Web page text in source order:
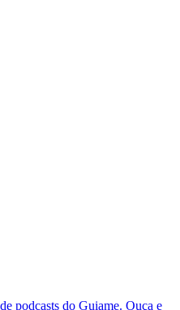
podcasts do Guiame. Ouça e